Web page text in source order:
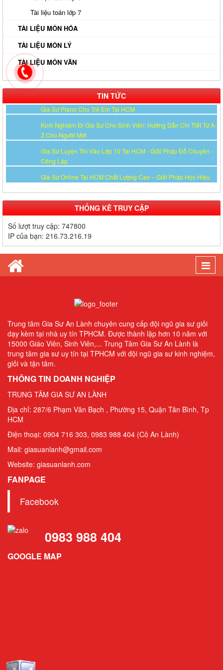
Tài liệu toán lớp 7
TÀI LIỆU MÔN HÓA
TÀI LIỆU MÔN LÝ
TÀI LIỆU MÔN VĂN
TIN TỨC
Quả Ngay Tại Nhà
Gia Sư Tiếng Nhật Cho Người Đi Làm - Lộ Trình Linh Hoạt, Hiệu
Quả Cao Tại TP.HCM
Gia Sư Luyện Thi IELTS Cấp Tốc - Lộ Trình Đạt Band 6.0-8.0
Gia sư luyện thi TOEIC - Phương pháp đạt 900+ điểm nhanh nhất
Gia Sư Piano Cho Trẻ Em Tại HCM
Kinh Nghiệm Đi Gia Sư Cho Sinh Viên: Hướng Dẫn Chi Tiết Từ A-
Z Cho Người Mới
Gia Sư Luyện Thi Vào Lớp 10 Tại HCM - Giải Pháp Đỗ Chuyên -
Công Lập
Gia Sư Online Tại HCM Chất Lượng Cao – Giải Pháp Học Hiệu
Quả Ngay Tại Nhà
Gia Sư Tiếng Nhật Cho Người Đi Làm - Lộ Trình Linh Hoạt, Hiệu
Gia Sư Luyện Thi IELTS Cấp Tốc - Lộ Trình Đạt Band 6.0-8.0
Trong 2-4 Tháng
Gia sư luyện thi TOEIC - Phương pháp đạt 900+ điểm nhanh nhất
Gia Sư Piano Cho Trẻ Em Tại HCM
THỐNG KÊ TRUY CẬP
Số lượt truy cập: 747800
IP của bạn: 216.73.216.19
Trung tâm Gia Sư An Lành chuyên cung cấp đội ngũ gia sư giỏi
dạy kèm tại nhà uy tín TPHCM. Được thành lập hơn 10 năm với
15000 Giáo Viên, Sinh Viên,... Trung Tâm Gia Sư An Lành là
trung tâm gia sư uy tín tại TPHCM với đội ngũ gia sư kinh nghiệm,
giỏi và tận tâm.
THÔNG TIN DOANH NGHIỆP
TRUNG TÂM GIA SƯ AN LÀNH
Địa chỉ: 287/6 Phạm Văn Bạch , Phường 15, Quận Tân Bình, Tp
HCM
Điện thoại: 0904 716 303, 0983 988 404 (Cô An Lành)
Mail: giasuanlanh@gmail.com
Website: giasuanlanh.com
FANPAGE
Facebook
0983 988 404
GOOGLE MAP